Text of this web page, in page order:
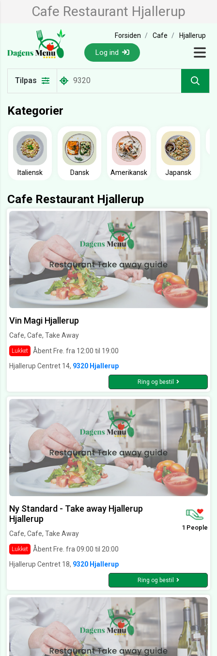
Cafe Restaurant Hjallerup
Forsiden Cafe Hjallerup
Log ind
Tilpas
Kategorier
Italiensk Dansk Amerikansk Japansk
Cafe Restaurant Hjallerup
Vin Magi Hjallerup
Cafe, Cafe, Take Away
Lukket
Åbent Fre. fra 12:00 til 19:00
Hjallerup Centret 14, 9320 Hjallerup
Ring og bestil
Ny Standard - Take away Hjallerup
Hjallerup
Cafe, Cafe, Take Away
Lukket Åbent Fre. fra 09:00 til 20:00
1 People
Hjallerup Centret 18, 9320 Hjallerup
Ring og bestil